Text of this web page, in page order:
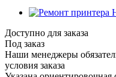
Доступно для заказа
Под заказ
Наши менеджеры
условия заказа